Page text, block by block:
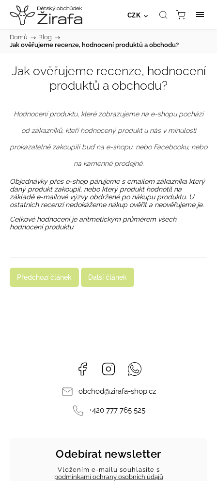
CZK
Domů / Blog /
Jak ověřujeme recenze, hodnocení produktů a obchodu?
Jak ověřujeme recenze, hodnocení
produktů a obchodu?
Hodnocení produktu, které zobrazujeme na e-shopu pochází
od zákazníků, kteří hodnocený produkt u nás v minulosti
prokazatelně zakoupili buď na e-shopu, nebo Facebooku, nebo
na kamenné prodejně.
Objednávky přes e-shop párujeme s emailem zákazníka který
daný produkt zakoupil, nebo který produkt hodnotil na
základě e-mailové výzvy obdržené po nákupu produktu. U
ostatních recenzí nedokážeme nákup ověřit a neověřujeme je.
Celkové hodnocení je aritmetickým průměrem všech
hodnocení produktu.
Předchozí článek Další článek
Facebook Instagram
obchod@zirafa-shop.cz
+420 777 765 525
Odebírat newsletter
Vložením e-mailu souhlasíte s
podmínkami ochrany osobních údajů